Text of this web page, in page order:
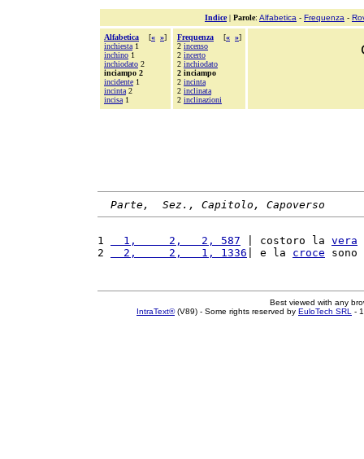
Indice| Parole: Alfabetica - Frequenza -
Alfabetica [« »]
inchiesta 1
inchino 1
inchiodato 2
inciampo 2
incidente 1
incinta 2
incisa 1
Frequenza [« »]
2 incenso
2 incerto
2 inchiodato
2 inciampo
2 incinta
2 inclinata
2 inclinazioni
Parte,  Sez., Capitolo, Capoverso
1
  1,     2,   2, 587
| costoro la vera
2
  2,     2,   1, 1336
| e la croce sono
Best viewed with any
IntraText®(V89) - Some rights reserved by EuloTech SRL -